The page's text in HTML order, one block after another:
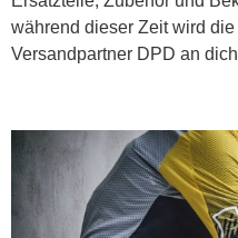
während dieser Zeit wird
Versandpartner DPD an